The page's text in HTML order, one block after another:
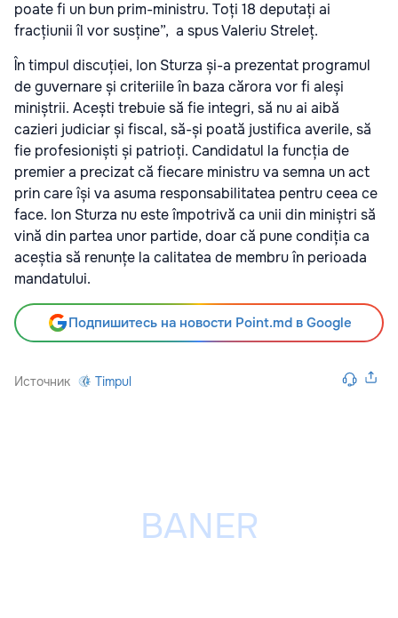
poate fi un bun prim-ministru. Toți 18 deputați ai
fracțiunii îl vor susține”, a spus Valeriu Streleț.
În timpul discuției, Ion Sturza și-a prezentat programul
de guvernare și criteriile în baza cărora vor fi aleși
miniștrii. Acești trebuie să fie integri, să nu ai aibă
cazieri judiciar și fiscal, să-și poată justifica averile, să
fie profesioniști și patrioți. Candidatul la funcția de
premier a precizat că fiecare ministru va semna un act
prin care își va asuma responsabilitatea pentru ceea ce
face. Ion Sturza nu este împotrivă ca unii din miniștri să
vină din partea unor partide, doar că pune condiția ca
aceștia să renunțe la calitatea de membru în perioada
mandatului.
Подпишитесь на новости Point.md в Google
Источник Timpul